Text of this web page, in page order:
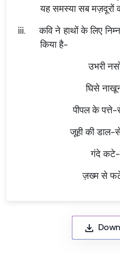
यह समस्या सब मज़दूरों
iii.
कवि ने हाथों के लिए
किया है-
उभरी
घिसे
पीपल के
जूही की डाल-
गंदे कटे-
ज़ख्म से